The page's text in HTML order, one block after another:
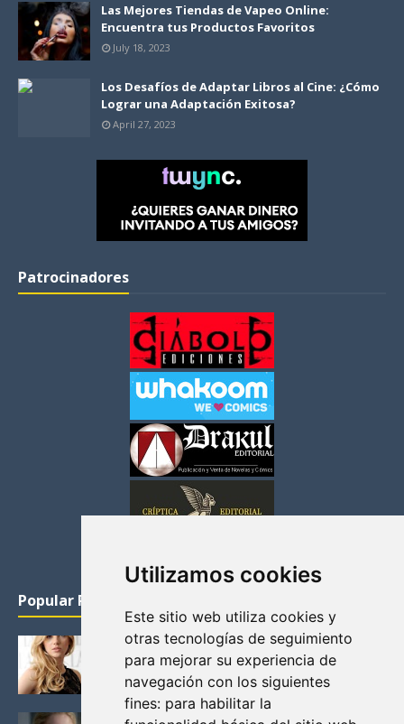
Utilizamos cookies
Este sitio web utiliza cookies y
otras tecnologías de seguimiento
para mejorar su experiencia de
navegación con los siguientes
fines: para habilitar la
Las Mejores Tiendas de Vapeo Online:
Encuentra tus Productos Favoritos
July 18, 2023
Los Desafíos de Adaptar Libros al Cine: ¿Cómo
Lograr una Adaptación Exitosa?
April 27, 2023
Patrocinadores
Popular Posts
KATHERYN WINNICK: LA ACTRIZ MAS GUAPA DE
VIKINGOS
Junio 14, 2013
FELICITY (EMILY BETT RICKARDS), LAS FOTOS